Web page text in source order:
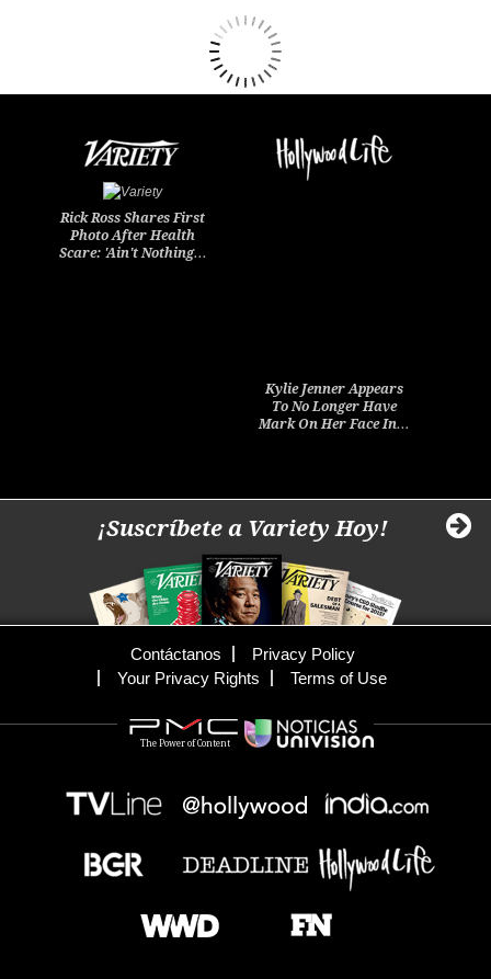
Rick Ross Shares First
Photo After Health
Scare: 'Ain't Nothing…
Kylie Jenner Appears
To No Longer Have
Mark On Her Face In…
¡Suscríbete a Variety Hoy!
Contáctanos
Privacy Policy
Your Privacy Rights
Terms of Use
The Power of Content